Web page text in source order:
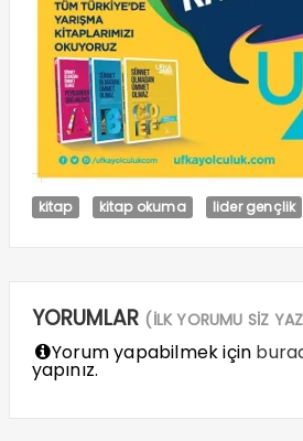
kitap kitap okuma lider gençlik
YORUMLAR (İLK YORUMU SİZ
Yorum yapabilmek için
yapınız.